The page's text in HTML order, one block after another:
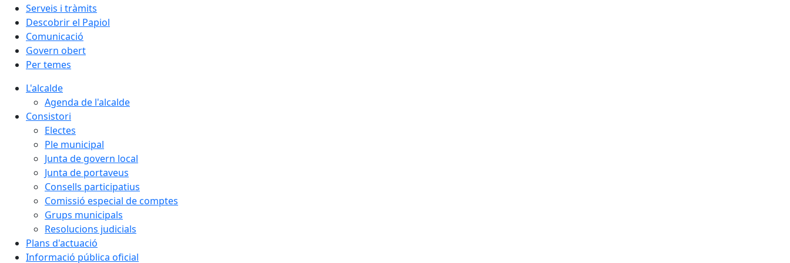
Serveis i tràmits
Descobrir el Papiol
Comunicació
Govern obert
Per temes
L'alcalde
Agenda de l'alcalde
Consistori
Electes
Ple municipal
Junta de govern local
Junta de portaveus
Consells participatius
Comissió especial de comptes
Grups municipals
Resolucions judicials
Plans d'actuació
Informació pública oficial